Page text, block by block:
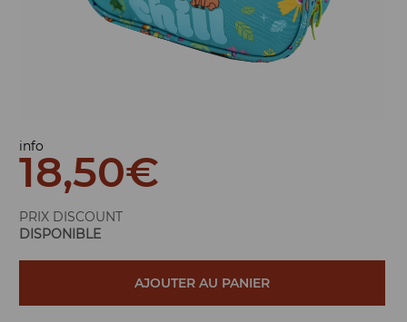
info
18,50€
PRIX DISCOUNT
DISPONIBLE
AJOUTER AU PANIER